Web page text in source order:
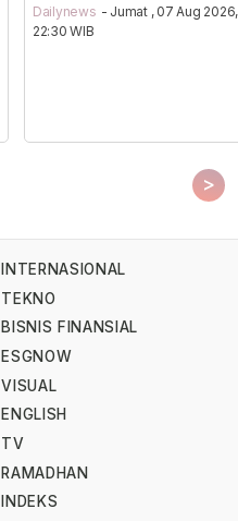
Dailynews - Jumat , 07 Aug 2026,
22:30 WIB
>
INTERNASIONAL
TEKNO
BISNIS FINANSIAL
ESGNOW
VISUAL
ENGLISH
TV
RAMADHAN
INDEKS